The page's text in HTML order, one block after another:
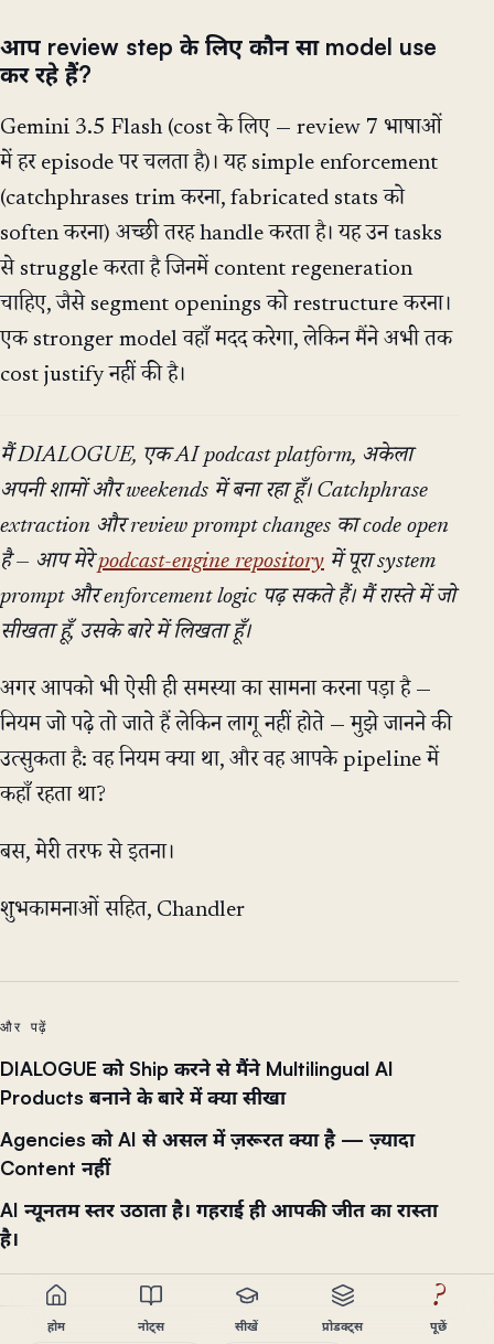
आप review step के लिए कौन सा model use
कर रहे हैं?
Gemini 3.5 Flash (cost के लिए — review 7 भाषाओं
में हर episode पर चलता है)। यह simple enforcement
(catchphrases trim करना, fabricated stats को
soften करना) अच्छी तरह handle करता है। यह उन tasks
से struggle करता है जिनमें content regeneration
चाहिए, जैसे segment openings को restructure करना।
एक stronger model वहाँ मदद करेगा, लेकिन मैंने अभी तक
cost justify नहीं की है।
मैं DIALOGUE, एक AI podcast platform, अकेला
अपनी शामों और weekends में बना रहा हूँ। Catchphrase
extraction और review prompt changes का code open
है — आप मेरेpodcast-engine repository में पूरा system
prompt और enforcement logic पढ़ सकते हैं। मैं रास्ते में जो
सीखता हूँ, उसके बारे में लिखता हूँ।
अगर आपको भी ऐसी ही समस्या का सामना करना पड़ा है —
नियम जो पढ़े तो जाते हैं लेकिन लागू नहीं होते — मुझे जानने की
उत्सुकता है: वह नियम क्या था, और वह आपके pipeline में
कहाँ रहता था?
बस, मेरी तरफ से इतना।
शुभकामनाओं सहित, Chandler
और पढ़ें
DIALOGUE को Ship करने से मैंने Multilingual AI
Products बनाने के बारे में क्या सीखा
Agencies को AI से असल में ज़रूरत क्या है — ज़्यादा
Content नहीं
AI न्यूनतम स्तर उठाता है। गहराई ही आपकी जीत का रास्ता
है।
होम नोट्स सीखें प्रोडक्ट्स
?
पूछें